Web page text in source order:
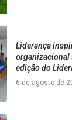
Liderança
organizacional
edição do
6 de agosto de